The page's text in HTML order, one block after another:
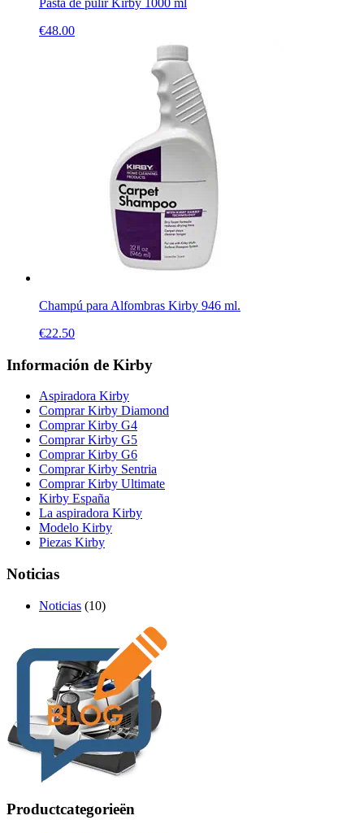
€48.00
Champú para Alfombras Kirby 946 ml.
€22.50
Información de Kirby
Aspiradora Kirby
Comprar Kirby Diamond
Comprar Kirby G4
Comprar Kirby G5
Comprar Kirby G6
Comprar Kirby Sentria
Comprar Kirby Ultimate
Kirby España
La aspiradora Kirby
Modelo Kirby
Piezas Kirby
Noticias
Noticias (10)
Productcategorieën